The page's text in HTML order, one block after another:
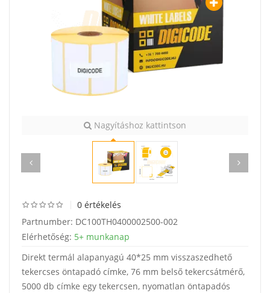
Nagyításhoz kattintson
0 értékelés
Partnumber: DC100TH0400002500-002
Elérhetőség: 5+ munkanap
Direkt termál alapanyagú 40*25 mm visszaszedhető
tekercses öntapadó címke, 76 mm belső tekercsátmérő,
5000 db címke egy tekercsen, nyomatlan öntapadós